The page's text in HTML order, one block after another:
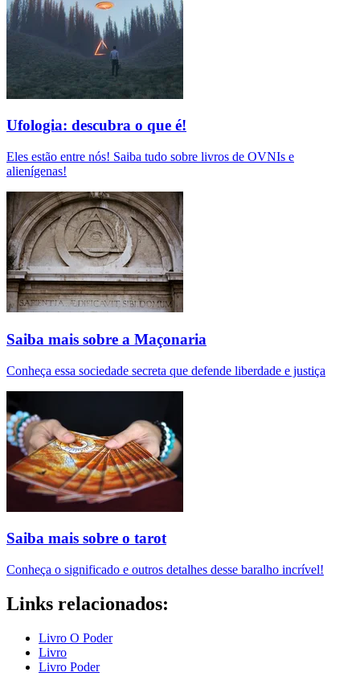
Ufologia: descubra o que é!
Eles estão entre nós! Saiba tudo sobre livros de OVNIs e
alienígenas!
Saiba mais sobre a Maçonaria
Conheça essa sociedade secreta que defende liberdade e justiça
Saiba mais sobre o tarot
Conheça o significado e outros detalhes desse baralho incrível!
Links relacionados:
Livro O Poder
Livro
Livro Poder